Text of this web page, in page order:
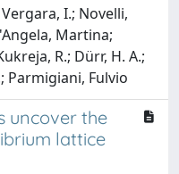
I.; Novelli,
Martina;
R.; Dürr, H. A.;
Parmigiani, Fulvio
uncover the
lattice